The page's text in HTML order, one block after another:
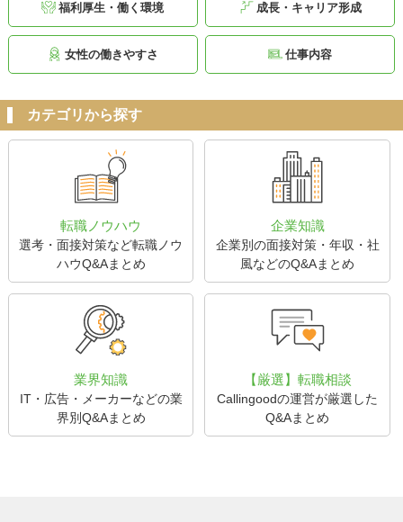
福利厚生・働く環境 成長・キャリア形成
女性の働きやすさ 仕事内容
カテゴリから探す
転職ノウハウ
選考・面接対策など転職ノウ
ハウQ&Aまとめ
企業知識
企業別の面接対策・年収・社
風などのQ&Aまとめ
業界知識
IT・広告・メーカーなどの業
界別Q&Aまとめ
【厳選】転職相談
Callingoodの運営が厳選した
Q&Aまとめ